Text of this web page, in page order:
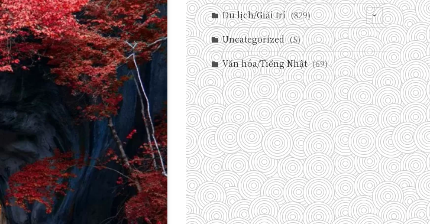
Du lịch/Giải trí (829)
(146)
(71)
(237)
(588)
(29)
(27)
(110)
(185)
(29)
Uncategorized (5)
Văn hóa/Tiếng Nhật (69)